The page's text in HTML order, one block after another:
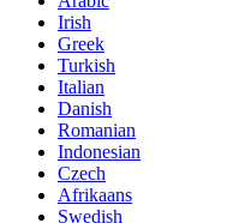
Irish
Greek
Turkish
Italian
Danish
Romanian
Indonesian
Czech
Afrikaans
Swedish